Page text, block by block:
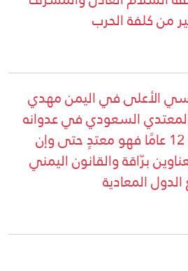
من كلفة الحرب
الأعلى في اليمن مهدي
السعودي في عدوانه
وحصاره المستمر منذ 12 عامًا فهو معتدٍ حتى وإن
برّاقة والقانون اليمني
المعادية